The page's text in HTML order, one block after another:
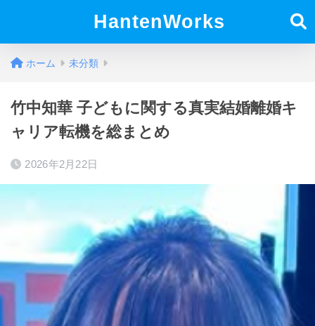
HantenWorks
ホーム 未分類
竹中知華 子どもに関する真実結婚離婚キ
ャリア転機を総まとめ
2026年2月22日